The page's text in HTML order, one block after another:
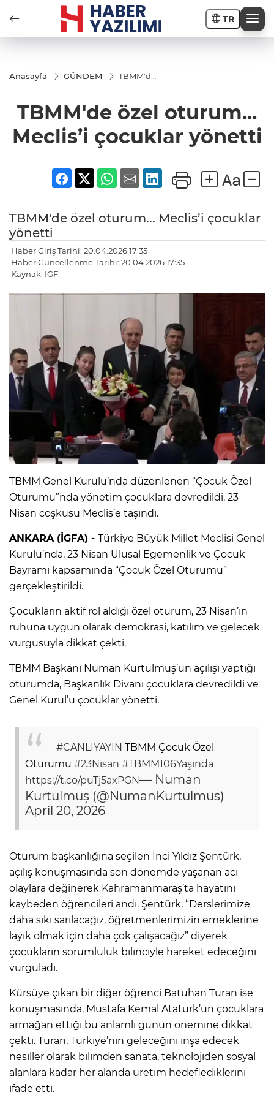
TR
Anasayfa GÜNDEM
TBMM'de
Meclis’i
çocuklar
TBMM'de özel oturum...
Meclis’i çocuklar yönetti
TBMM'de özel oturum... Meclis’i çocuklar
yönetti
Haber Giriş Tarihi: 20.04.2026 17:35
Haber Güncellenme Tarihi: 20.04.2026 17:35
Kaynak: IGF
TBMM Genel Kurulu’nda düzenlenen “Çocuk Özel
Oturumu”nda yönetim çocuklara devredildi. 23
Nisan coşkusu Meclis’e taşındı.
ANKARA (İGFA) - Türkiye Büyük Millet Meclisi Genel
Kurulu’nda, 23 Nisan Ulusal Egemenlik ve Çocuk
Bayramı kapsamında “Çocuk Özel Oturumu”
gerçekleştirildi.
Çocukların aktif rol aldığı özel oturum, 23 Nisan’ın
ruhuna uygun olarak demokrasi, katılım ve gelecek
vurgusuyla dikkat çekti.
TBMM Başkanı Numan Kurtulmuş’un açılışı yaptığı
oturumda, Başkanlık Divanı çocuklara devredildi ve
Genel Kurul’u çocuklar yönetti.
#CANLIYAYIN TBMM Çocuk Özel
Oturumu #23Nisan #TBMM106Yaşında
https://t.co/puTj5axPGN— Numan
Kurtulmuş (@NumanKurtulmus)
April 20, 2026
Oturum başkanlığına seçilen İnci Yıldız Şentürk,
açılış konuşmasında son dönemde yaşanan acı
olaylara değinerek Kahramanmaraş’ta hayatını
kaybeden öğrencileri andı. Şentürk, “Derslerimize
daha sıkı sarılacağız, öğretmenlerimizin emeklerine
layık olmak için daha çok çalışacağız” diyerek
çocukların sorumluluk bilinciyle hareket edeceğini
vurguladı.
Kürsüye çıkan bir diğer öğrenci Batuhan Turan ise
konuşmasında, Mustafa Kemal Atatürk’ün çocuklara
armağan ettiği bu anlamlı günün önemine dikkat
çekti. Turan, Türkiye’nin geleceğini inşa edecek
nesiller olarak bilimden sanata, teknolojiden sosyal
alanlara kadar her alanda üretim hedeflediklerini
ifade etti.